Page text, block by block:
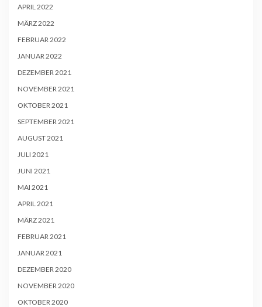
APRIL 2022
MÄRZ 2022
FEBRUAR 2022
JANUAR 2022
DEZEMBER 2021
NOVEMBER 2021
OKTOBER 2021
SEPTEMBER 2021
AUGUST 2021
JULI 2021
JUNI 2021
MAI 2021
APRIL 2021
MÄRZ 2021
FEBRUAR 2021
JANUAR 2021
DEZEMBER 2020
NOVEMBER 2020
OKTOBER 2020